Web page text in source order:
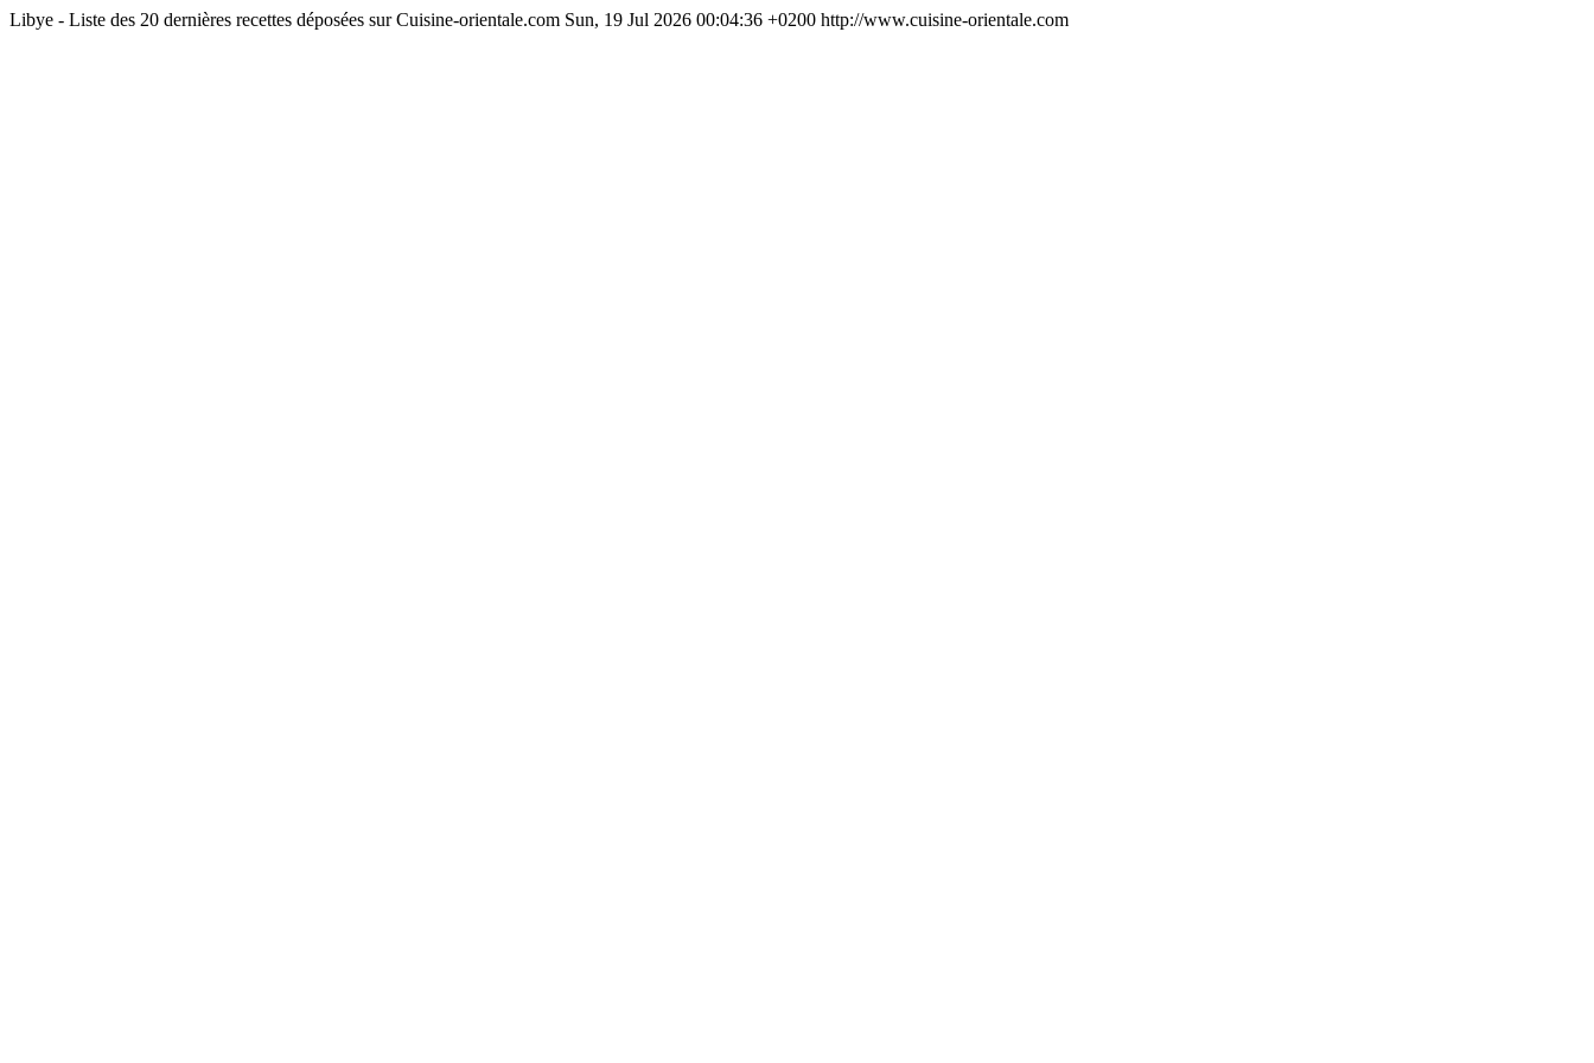
Libye - Liste des 20 dernières recettes déposées sur Cuisine-orientale.com Sun, 19 Jul 2026 00:04:36 +0200 http://www.cuisine-orientale.com